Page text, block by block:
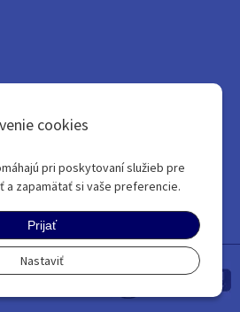
cookies
pri poskytovaní služieb pre
a zapamätať si vaše preferencie.
Prijať
Nastaviť
tu